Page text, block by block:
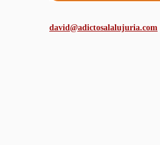
david@adictosalalujuria.com